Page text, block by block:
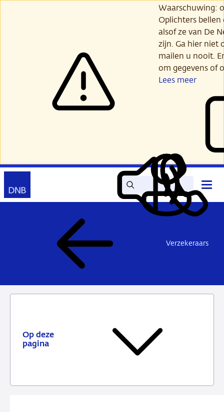
Waarschuwing:
Oplichters
alsof ze van De
zijn. Ga hier niet
mailen u nooit.
om gegevens of
Lees meer
Zoek Lees
voor
Mijn
DNB
Contact
Verzekeraars
Op deze
pagina